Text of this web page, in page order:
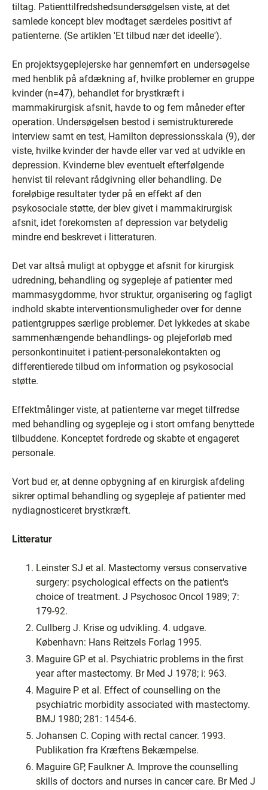
tiltag. Patienttilfredshedsundersøgelsen viste, at det
samlede koncept blev modtaget særdeles positivt af
patienterne. (Se artiklen 'Et tilbud nær det ideelle').
En projektsygeplejerske har gennemført en undersøgelse
med henblik på afdækning af, hvilke problemer en gruppe
kvinder (n=47), behandlet for brystkræft i
mammakirurgisk afsnit, havde to og fem måneder efter
operation. Undersøgelsen bestod i semistrukturerede
interview samt en test, Hamilton depressionsskala (9), der
viste, hvilke kvinder der havde eller var ved at udvikle en
depression. Kvinderne blev eventuelt efterfølgende
henvist til relevant rådgivning eller behandling. De
foreløbige resultater tyder på en effekt af den
psykosociale støtte, der blev givet i mammakirurgisk
afsnit, idet forekomsten af depression var betydelig
mindre end beskrevet i litteraturen.
Det var altså muligt at opbygge et afsnit for kirurgisk
udredning, behandling og sygepleje af patienter med
mammasygdomme, hvor struktur, organisering og fagligt
indhold skabte interventionsmuligheder over for denne
patientgruppes særlige problemer. Det lykkedes at skabe
sammenhængende behandlings- og plejeforløb med
personkontinuitet i patient-personalekontakten og
differentierede tilbud om information og psykosocial
støtte.
Effektmålinger viste, at patienterne var meget tilfredse
med behandling og sygepleje og i stort omfang benyttede
tilbuddene. Konceptet fordrede og skabte et engageret
personale.
Vort bud er, at denne opbygning af en kirurgisk afdeling
sikrer optimal behandling og sygepleje af patienter med
nydiagnosticeret brystkræft.
Litteratur
Leinster SJ et al. Mastectomy versus conservative
surgery: psychological effects on the patient's
choice of treatment. J Psychosoc Oncol 1989; 7:
179-92.
Cullberg J. Krise og udvikling. 4. udgave.
København: Hans Reitzels Forlag 1995.
Maguire GP et al. Psychiatric problems in the first
year after mastectomy. Br Med J 1978; i: 963.
Maguire P et al. Effect of counselling on the
psychiatric morbidity associated with mastectomy.
BMJ 1980; 281: 1454-6.
Johansen C. Coping with rectal cancer. 1993.
Publikation fra Kræftens Bekæmpelse.
Maguire GP, Faulkner A. Improve the counselling
skills of doctors and nurses in cancer care. Br Med J